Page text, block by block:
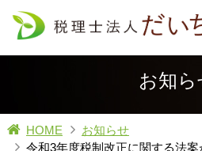
お知ら
HOME
お知らせ
令和3年度税制改正に関する法案